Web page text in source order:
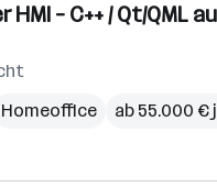
– C++ / Qt/QML
Homeoffice ab 55.000 €